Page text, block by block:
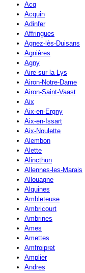
Acq
Acquin
Adinfer
Affringues
Agnez-lès-Duisans
Agnières
Agny
Aire-sur-la-Lys
Airon-Notre-Dame
Airon-Saint-Vaast
Aix
Aix-en-Ergny
Aix-en-Issart
Aix-Noulette
Alembon
Alette
Alincthun
Allennes-les-Marais
Allouagne
Alquines
Ambleteuse
Ambricourt
Ambrines
Ames
Amettes
Amfroipret
Amplier
Andres